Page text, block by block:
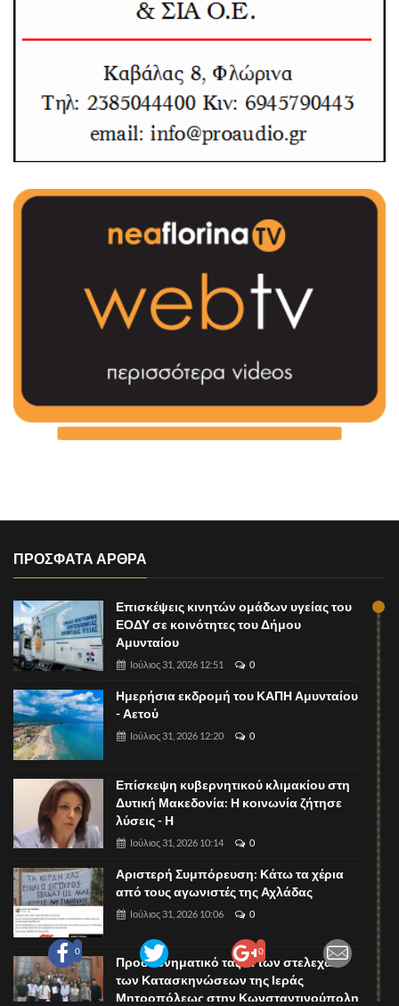
0 0
ΠΡΟΣΦΑΤΑ ΑΡΘΡΑ
Επισκέψεις κινητών ομάδων υγείας του
ΕΟΔΥ σε κοινότητες του Δήμου
Αμυνταίου
Ιούλιος 31, 2026 12:51 0
Ημερήσια εκδρομή του ΚΑΠΗ Αμυνταίου
- Αετού
Ιούλιος 31, 2026 12:20 0
Επίσκεψη κυβερνητικού κλιμακίου στη
Δυτική Μακεδονία: Η κοινωνία ζήτησε
λύσεις - Η
Ιούλιος 31, 2026 10:14 0
Αριστερή Συμπόρευση: Κάτω τα χέρια
από τους αγωνιστές της Αχλάδας
Ιούλιος 31, 2026 10:06 0
Προσκυνηματικό ταξίδι των στελεχών
των Κατασκηνώσεων της Ιεράς
Μητροπόλεως στην Κωνσταντινούπολη